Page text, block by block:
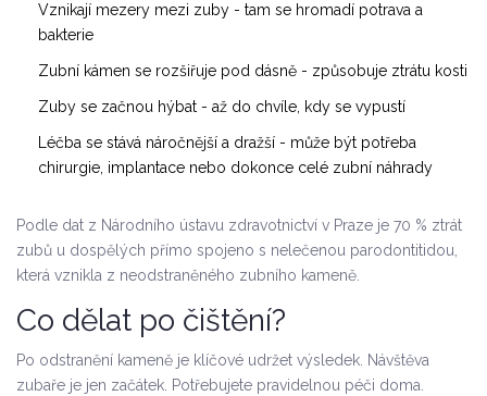
Vznikají mezery mezi zuby - tam se hromadí potrava a
bakterie
Zubní kámen se rozšiřuje pod dásně - způsobuje ztrátu kosti
Zuby se začnou hýbat - až do chvíle, kdy se vypustí
Léčba se stává náročnější a dražší - může být potřeba
chirurgie, implantace nebo dokonce celé zubní náhrady
Podle dat z Národního ústavu zdravotnictví v Praze je 70 % ztrát
zubů u dospělých přímo spojeno s nelečenou parodontitidou,
která vznikla z neodstraněného zubního kameně.
Co dělat po čištění?
Po odstranění kameně je klíčové udržet výsledek. Návštěva
zubaře je jen začátek. Potřebujete pravidelnou péči doma.